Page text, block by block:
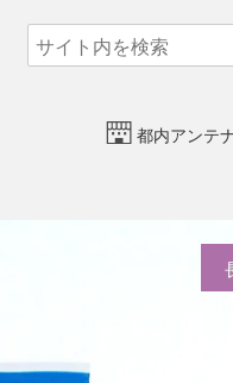
検
索
都内アンテ